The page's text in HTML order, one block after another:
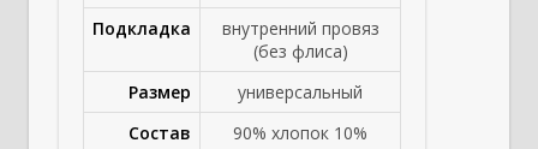
Подкладка
внутренний провяз
(без флиса)
Размер
универсальный
Состав
90% хлопок 10%